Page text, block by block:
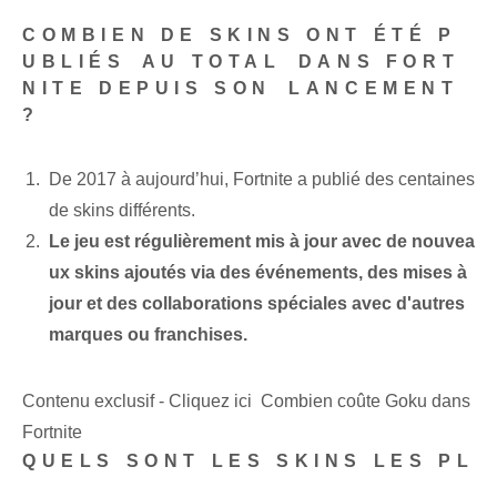
COMBIEN DE SKINS ONT ÉTÉ P
UBLIÉS⁤ AU TOTAL⁣ DANS FORT
NITE DEPUIS SON⁤ LANCEMENT
?
De 2017 à aujourd’hui, Fortnite a publié des centaines
de skins différents.
Le jeu est régulièrement mis à jour avec de nouvea
ux skins ajoutés via des événements, des mises à
jour et des collaborations spéciales avec d'autres
marques ou franchises.
Contenu exclusif - Cliquez ici Combien coûte Goku dans
Fortnite
QUELS SONT LES SKINS LES PL